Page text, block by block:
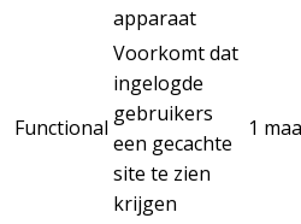
apparaat
Functional
Voorkomt dat
ingelogde
gebruikers
een gecachte
site te zien
krijgen
1